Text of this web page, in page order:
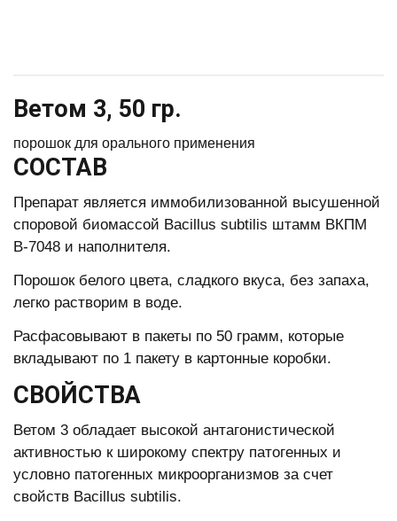
Ветом 3, 50 гр.
порошок для орального применения
СОСТАВ
Препарат является иммобилизованной высушенной
споровой биомассой Bacillus subtilis штамм ВКПМ
В-7048 и наполнителя.
Порошок белого цвета, сладкого вкуса, без запаха,
легко растворим в воде.
Расфасовывают в пакеты по 50 грамм, которые
вкладывают по 1 пакету в картонные коробки.
СВОЙСТВА
Ветом 3 обладает высокой антагонистической
активностью к широкому спектру патогенных и
условно патогенных микроорганизмов за счет
свойств Bacillus subtilis.